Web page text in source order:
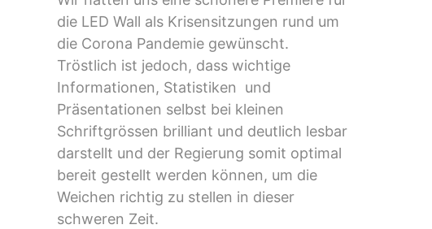
die LED Wall als Krisensitzungen rund um
die Corona Pandemie gewünscht.
Tröstlich ist jedoch, dass wichtige
Informationen, Statistiken und
Präsentationen selbst bei kleinen
Schriftgrössen brilliant und deutlich lesbar
darstellt und der Regierung somit optimal
bereit gestellt werden können, um die
Weichen richtig zu stellen in dieser
schweren Zeit.